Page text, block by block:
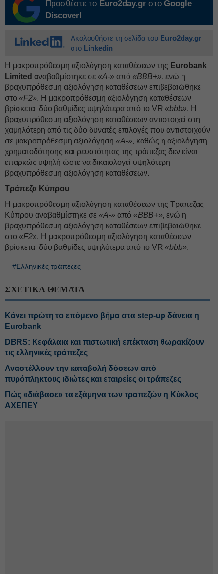
Προσθέστε το Euro2day.gr στο Google
Discover!
Ακολουθήστε τη σελίδα του Euro2day.gr
στο Linkedin
Η μακροπρόθεσμη αξιολόγηση καταθέσεων της Eurobank
Limited αναβαθμίστηκε σε «A-» από «BBB+», ενώ η
βραχυπρόθεσμη αξιολόγηση καταθέσεων επιβεβαιώθηκε
στο «F2». Η μακροπρόθεσμη αξιολόγηση καταθέσεων
βρίσκεται δύο βαθμίδες υψηλότερα από το VR «bbb». Η
βραχυπρόθεσμη αξιολόγηση καταθέσεων αντιστοιχεί στη
χαμηλότερη από τις δύο δυνατές επιλογές που αντιστοιχούν
σε μακροπρόθεσμη αξιολόγηση «A-», καθώς η αξιολόγηση
χρηματοδότησης και ρευστότητας της τράπεζας δεν είναι
επαρκώς υψηλή ώστε να δικαιολογεί υψηλότερη
βραχυπρόθεσμη αξιολόγηση καταθέσεων.
Τράπεζα Κύπρου
Η μακροπρόθεσμη αξιολόγηση καταθέσεων της Τράπεζας
Κύπρου αναβαθμίστηκε σε «A-» από «BBB+», ενώ η
βραχυπρόθεσμη αξιολόγηση καταθέσεων επιβεβαιώθηκε
στο «F2». Η μακροπρόθεσμη αξιολόγηση καταθέσεων
βρίσκεται δύο βαθμίδες υψηλότερα από το VR «bbb».
#Ελληνικές τράπεζες
ΣΧΕΤΙΚΑ ΘΕΜΑΤΑ
Κάνει πρώτη το επόμενο βήμα στα step-up δάνεια η
Eurobank
DBRS: Κεφάλαια και πιστωτική επέκταση θωρακίζουν
τις ελληνικές τράπεζες
Αναστέλλουν την καταβολή δόσεων από
πυρόπληκτους ιδιώτες και εταιρείες οι τράπεζες
Πώς «διάβασε» τα εξάμηνα των τραπεζών η Κύκλος
ΑΧΕΠΕΥ